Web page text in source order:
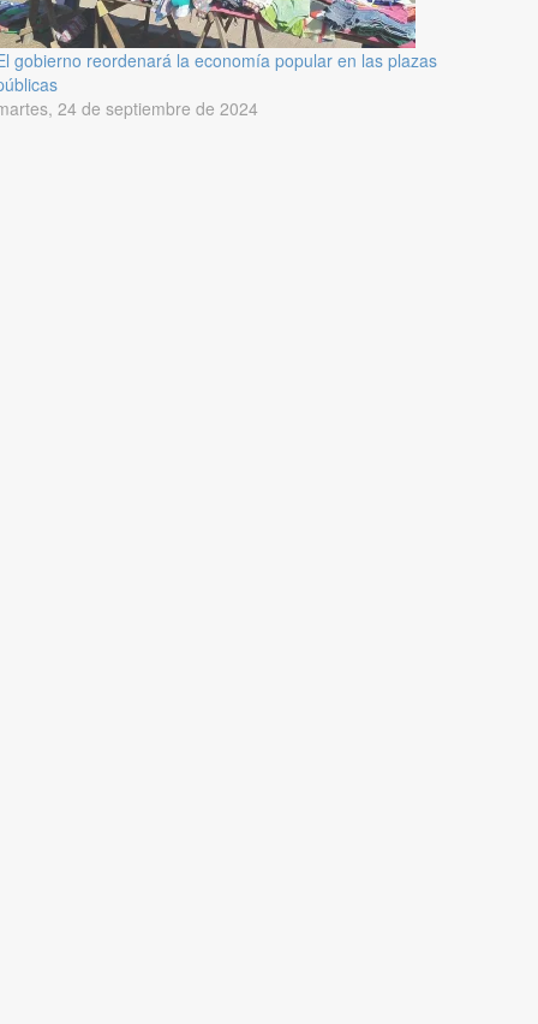
gobierno reordenará la economía popular en las plazas
24 de septiembre de 2024